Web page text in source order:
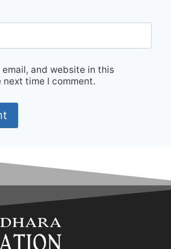
email, and website in this
time I comment.